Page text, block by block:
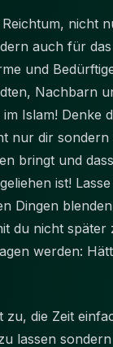
nicht
auch für
und
Nachbarn
Islam! Denke
nur dir sondern
bringt und
ist!
Dingen
du nicht später
werden:
zu, die Zeit
lassen